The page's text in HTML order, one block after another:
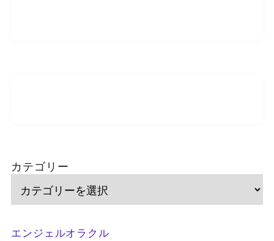
カテゴリー
エンジェルオラクル